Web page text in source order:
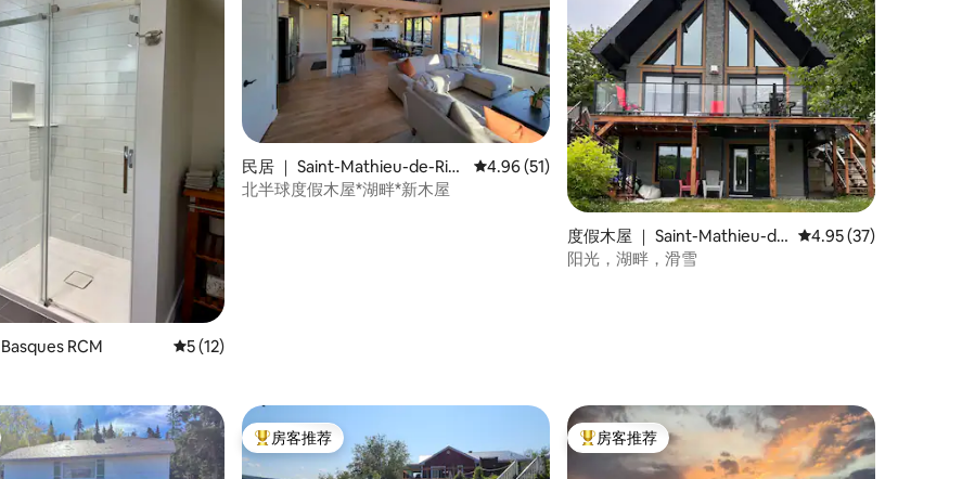
），共 20 条评价
RCM 平均评分 5 分（满分 5 分），共 12 条评价
5 (12)
民居 ｜ Saint-Mathieu-de-Rio
ux
平均评分 4.96 分（满分 5 分），共 51 条评价
4.96 (51)
北半球度假木屋*湖畔*新木屋
度假木屋 ｜ Saint-Mathieu-de
-Rioux
平均评分 4.95 分（满
4.95 (37)
阳光，湖畔，滑雪
热门「房客推荐」
房客推荐 热门「房客推荐」
房客推荐